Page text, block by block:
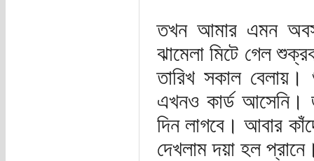
তখন আমার এমন
ঝামেলা মিটে গেল
তারিখ সকাল বেলায়।
এখনও কার্ড আসেনি।
দিন লাগবে। আবার
দেখলাম দয়া হল